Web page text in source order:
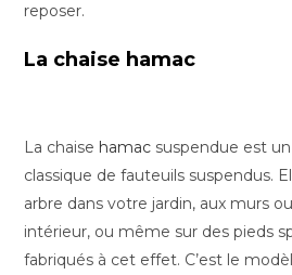
reposer.
La chaise hamac
La chaise hamac suspendue est
classique de fauteuils suspendus.
arbre dans votre jardin, aux murs
intérieur, ou même sur des pieds
fabriqués à cet effet. C’est le